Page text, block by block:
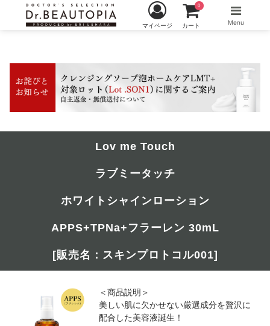
マイページ カート
0
Menu
Lov me Touch
ラブミータッチ
ホワイトシャインローション
APPS+TPNa+フラーレン 30mL
[販売名：スキンプロトコル001]
＜商品説明＞
美しい肌に欠かせない厳選成分を贅沢に
配合した美容液誕生！